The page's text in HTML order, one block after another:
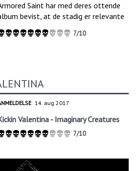
Saint har med deres ottende
bevist, at de stadig er relevante
7/10
14. aug 2017
Valentina - Imaginary Creatures
7/10